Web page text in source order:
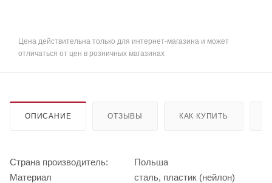
Цена действительна только для интернет-магазина и может
отличаться от цен в розничных магазинах
ОПИСАНИЕ ОТЗЫВЫ КАК КУПИТЬ
Страна производитель:
Польша
Материал
сталь, пластик (нейлон)